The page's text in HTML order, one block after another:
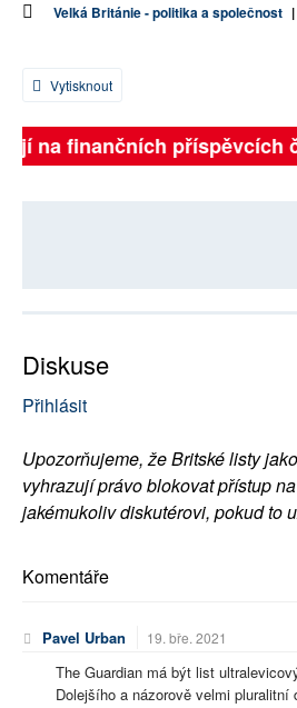
Velká Británie - politika a společnost |
Vytisknout
na finančních příspěvcích
Diskuse
Přihlásit
Upozorňujeme, že Britské listy
vyhrazují právo blokovat přístup
jakémukoliv diskutérovi, pokud to
Komentáře
Pavel Urban 19. bře. 2021
The Guardian má být list
Dolejšího a názorově velmi pluralitní